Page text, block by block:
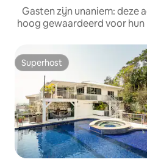
Gasten zijn unaniem: deze
hoog gewaardeerd voor
Superhost
Superhost